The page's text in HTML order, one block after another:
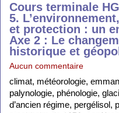
Cours terminale
5.
et protection : un
Axe 2 : Le
historique et
Aucun commentaire
climat, météorologie,
palynologie, phénologie,
d’ancien régime,